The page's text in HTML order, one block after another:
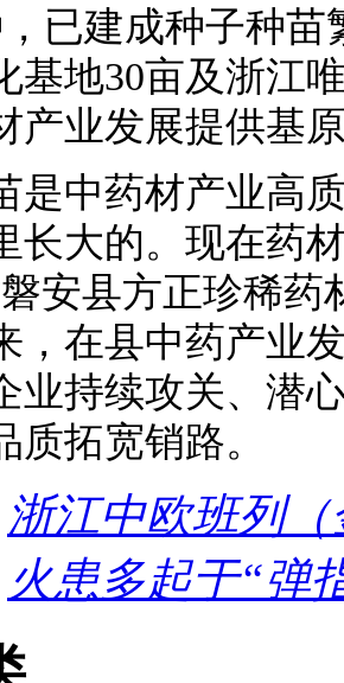
已建成种子种
基地30亩及浙江
产业发展提供基
是中药材产业高
长大的。现在药
安县方正珍稀
，在县中药产业
业持续攻关、潜
质拓宽销路。
浙江中欧班列
火患多起于“弹